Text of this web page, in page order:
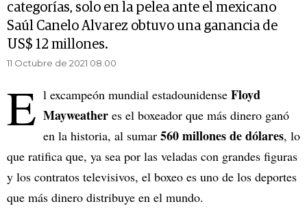
categorías, solo en la pelea ante el mexicano
Saúl Canelo Alvarez obtuvo una ganancia de
US$ 12 millones.
11 Octubre de 2021 08.00
E l excampeón mundial estadounidense Floyd
Mayweather es el boxeador que más dinero ganó
en la historia, al sumar 560 millones de dólares, lo
que ratifica que, ya sea por las veladas con grandes figuras
y los contratos televisivos, el boxeo es uno de los deportes
que más dinero distribuye en el mundo.